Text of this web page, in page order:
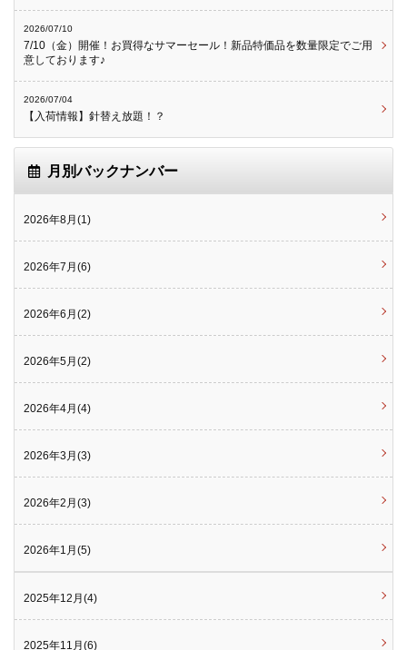
2026/07/10
7/10（金）開催！お買得なサマーセール！新品特価品を数量限定でご用
意しております♪
2026/07/04
【入荷情報】針替え放題！？
月別バックナンバー
2026年8月(1)
2026年7月(6)
2026年6月(2)
2026年5月(2)
2026年4月(4)
2026年3月(3)
2026年2月(3)
2026年1月(5)
2025年12月(4)
2025年11月(6)